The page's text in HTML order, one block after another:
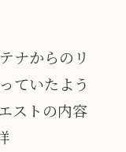
ナからのリ
ていたよう
ストの内容